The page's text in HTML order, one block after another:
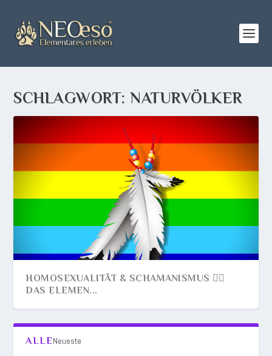
SCHLAGWORT:NATURVÖLKER
HOMOSEXUALITÄT & SCHAMANISMUS 🏳️‍🌈
DAS ELEMEN...
ALLENeueste